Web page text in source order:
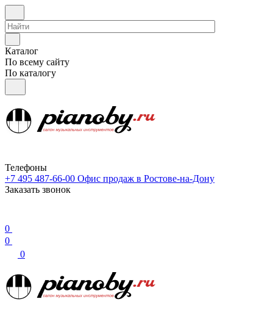
Каталог
По всему сайту
По каталогу
Телефоны
+7 495 487-66-00 Офис продаж в Ростове-на-Дону
Заказать звонок
0
0
0